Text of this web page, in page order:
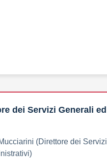
dei Servizi Generali ed
(Direttore dei Servizi